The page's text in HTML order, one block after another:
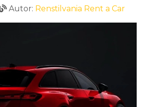
Autor: Renstilvania Rent a Car